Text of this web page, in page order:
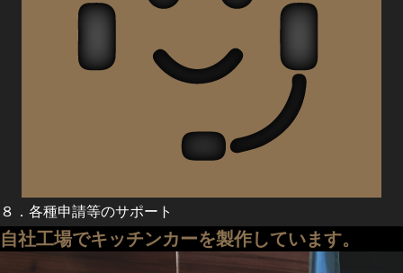
８．各種申請等のサポート
自社工場でキッチンカーを製作しています。